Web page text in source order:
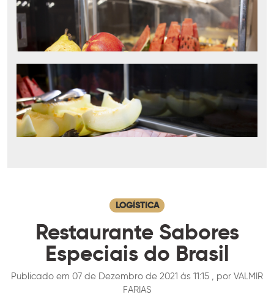
LOGÍSTICA
Restaurante Sabores
Especiais do Brasil
Publicado em 07 de Dezembro de 2021 ás 11:15 , por VALMIR
FARIAS